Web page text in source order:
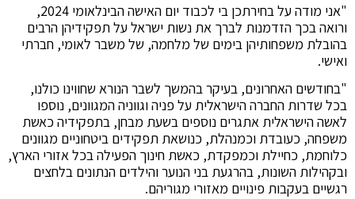
"אני מודה על בחירתכן בי לכבוד יום האישה הבינלאומי 2024,
ורואה בכך הזדמנות לברך את נשות ישראל על תפקידיהן הרבים
בהובלת משפחותיהן בימים של מלחמה, של משבר לאומי, חברתי
ואישי.
"בחודשים האחרונים, בעיקר בהמשך לשבר הנורא שחווינו כולנו,
בכל שדרות החברה הישראלית על פניה וגווניה המגוונים, נוספו
לאשה הישראלית אתגרים נוספים בשעת מבחן, בתפקידיה כאשת
משפחה, כעובדת וכמנהלת, כנושאת תפקידים ביטחוניים מגוונים
כלוחמת, כחיילת וכמפקדת, כאשת חינוך הפעילה בכל אזורי הארץ,
ובקהילות השונות, בהרגעת בני הנוער והילדים הנתונים בלחצים
רגשיים בעקבות פינויים מאזורי מגוריהם.